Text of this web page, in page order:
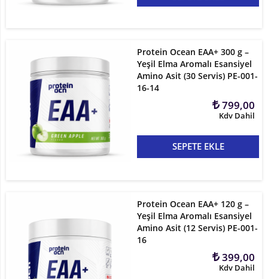
Protein Ocean EAA+ 300 g –
Yeşil Elma Aromalı Esansiyel
Amino Asit (30 Servis) PE-001-
16-14
799,00
Kdv Dahil
SEPETE EKLE
Protein Ocean EAA+ 120 g –
Yeşil Elma Aromalı Esansiyel
Amino Asit (12 Servis) PE-001-
16
399,00
Kdv Dahil